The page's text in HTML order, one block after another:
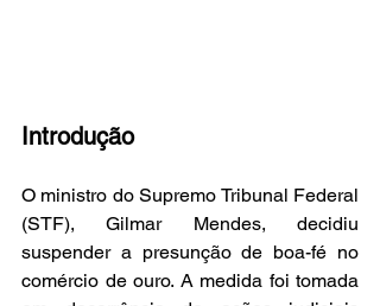
Introdução
O ministro do Supremo Tribunal Federal
(STF), Gilmar Mendes, decidiu
suspender a presunção de boa-fé no
comércio de ouro. A medida foi tomada